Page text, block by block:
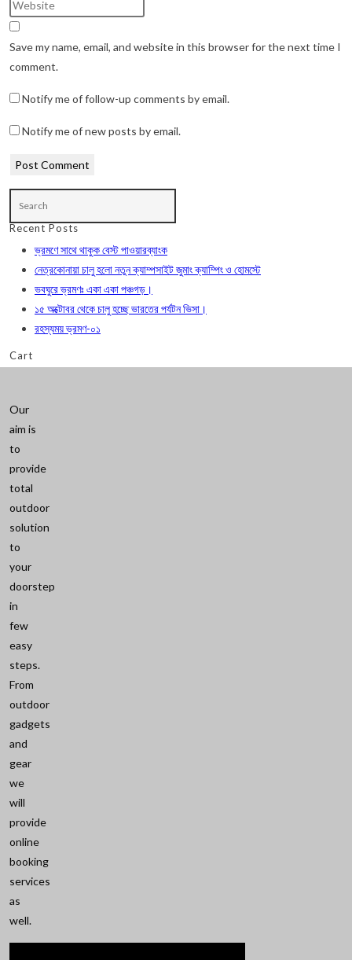
or
username
to
comment
email
your
website
Save my name, email, and website in this browser for the next time I
comment.
Notify me of follow-up comments by email.
Notify me of new posts by email.
Recent Posts
ভ্রমণে সাথে থাকুক বেস্ট পাওয়ারব্যাংক
নেত্রকোনায়া চালু হলো নতুন ক্যাম্পসাইট জুমাং ক্যাম্পিং ও হোমস্টে
ভবঘুরে ভ্রমণঃ একা একা পঞ্চগড়।
১৫ অক্টোবর থেকে চালু হচ্ছে ভারতের পর্যটন ভিসা।
রহস্যময় ভ্রমণ-০১
Cart
Our
aim is
to
provide
total
outdoor
solution
to
your
doorstep
in
few
easy
steps.
From
outdoor
gadgets
and
gear
we
will
provide
online
booking
services
as
well.